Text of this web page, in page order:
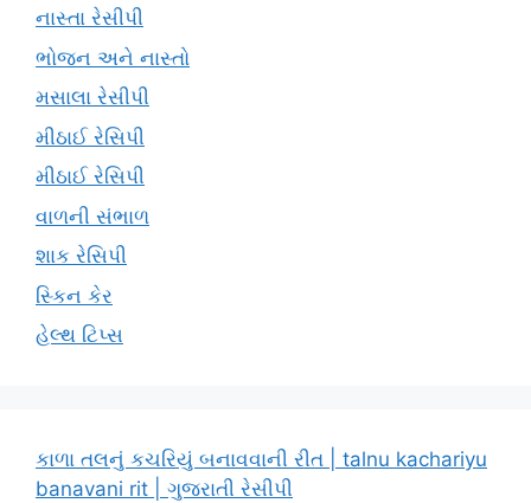
નાસ્તા રેસીપી
ભોજન અને નાસ્તો
મસાલા રેસીપી
મીઠાઈ રેસિપી
મીઠાઈ રેસિપી
વાળની સંભાળ
શાક રેસિપી
સ્કિન કેર
હેલ્થ ટિપ્સ
કાળા તલનું કચરિયું બનાવવાની રીત | talnu kachariyu
banavani rit | ગુજરાતી રેસીપી